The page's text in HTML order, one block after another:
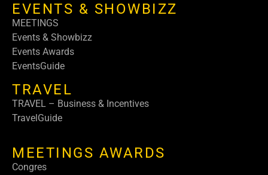
EVENTS & SHOWBIZZ
MEETINGS
Events & Showbizz
Events Awards
EventsGuide
TRAVEL
TRAVEL – Business & Incentives
TravelGuide
MEETINGS AWARDS
Congres